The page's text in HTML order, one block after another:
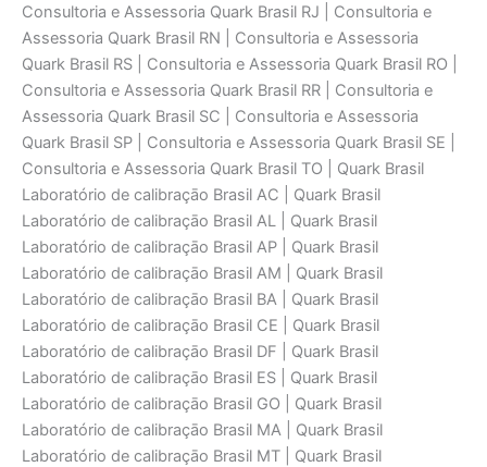
Consultoria e Assessoria Quark Brasil RJ | Consultoria e
Assessoria Quark Brasil RN | Consultoria e Assessoria
Quark Brasil RS | Consultoria e Assessoria Quark Brasil RO |
Consultoria e Assessoria Quark Brasil RR | Consultoria e
Assessoria Quark Brasil SC | Consultoria e Assessoria
Quark Brasil SP | Consultoria e Assessoria Quark Brasil SE |
Consultoria e Assessoria Quark Brasil TO | Quark Brasil
Laboratório de calibraçāo Brasil AC | Quark Brasil
Laboratório de calibraçāo Brasil AL | Quark Brasil
Laboratório de calibraçāo Brasil AP | Quark Brasil
Laboratório de calibraçāo Brasil AM | Quark Brasil
Laboratório de calibraçāo Brasil BA | Quark Brasil
Laboratório de calibraçāo Brasil CE | Quark Brasil
Laboratório de calibraçāo Brasil DF | Quark Brasil
Laboratório de calibraçāo Brasil ES | Quark Brasil
Laboratório de calibraçāo Brasil GO | Quark Brasil
Laboratório de calibraçāo Brasil MA | Quark Brasil
Laboratório de calibraçāo Brasil MT | Quark Brasil